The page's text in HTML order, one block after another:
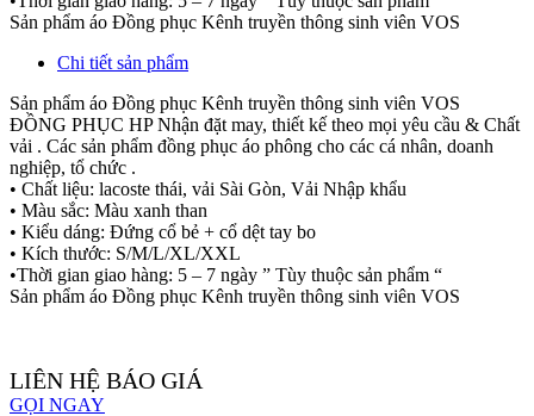
Sản phẩm áo Đồng phục Kênh truyền thông sinh viên VOS
Chi tiết sản phẩm
Sản phẩm áo Đồng phục Kênh truyền thông sinh viên VOS
ĐỒNG PHỤC HP Nhận đặt may, thiết kế theo mọi yêu cầu & Chất
vải . Các sản phẩm đồng phục áo phông cho các cá nhân, doanh
nghiệp, tổ chức .
• Chất liệu: lacoste thái, vải Sài Gòn, Vải Nhập khẩu
• Màu sắc: Màu xanh than
• Kiểu dáng: Đứng cổ bẻ + cổ dệt tay bo
• Kích thước: S/M/L/XL/XXL
•Thời gian giao hàng: 5 – 7 ngày ” Tùy thuộc sản phẩm “
Sản phẩm áo Đồng phục Kênh truyền thông sinh viên VOS
LIÊN HỆ BÁO GIÁ
GỌI NGAY